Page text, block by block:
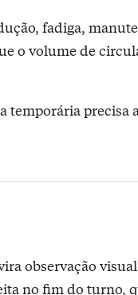
fadiga,
o volume de
precisa
observação
no fim do turno,